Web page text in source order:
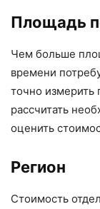
Площадь
Чем больше
времени
точно измерить
рассчитать
оценить
Регион
Стоимость